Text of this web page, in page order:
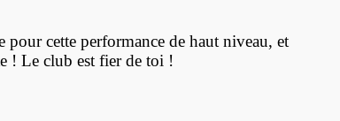
pour cette performance de haut niveau, et
! Le club est fier de toi !